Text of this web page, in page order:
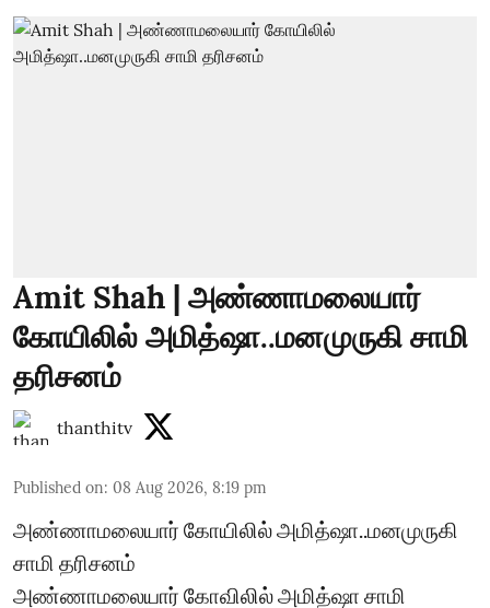
Amit Shah | அண்ணாமலையார்
கோயிலில் அமித்ஷா..மனமுருகி சாமி
தரிசனம்
thanthitv
Published on: 08 Aug 2026, 8:19 pm
அண்ணாமலையார் கோயிலில் அமித்ஷா..மனமுருகி
சாமி தரிசனம்
அண்ணாமலையார் கோவிலில் அமித்ஷா சாமி